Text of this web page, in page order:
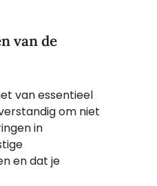
van de
van essentieel
om niet
in
en dat je